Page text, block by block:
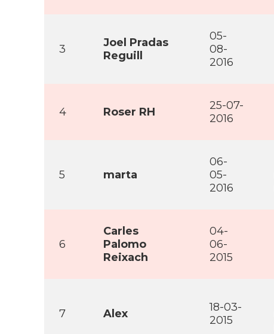
3
Joel Pradas
Reguill
05-
08-
2016
4 Roser RH
25-07-
2016
5 marta
06-
05-
2016
6
Carles
Palomo
Reixach
04-
06-
2015
7 Alex
18-03-
2015